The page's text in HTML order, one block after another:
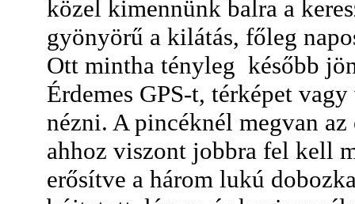
közel kimennünk balra a
gyönyörű a kilátás, főleg
Ott mintha tényleg később
Érdemes GPS-t, térképet
nézni. A pincéknél megvan az
ahhoz viszont jobbra fel kell
erősítve a három lukú